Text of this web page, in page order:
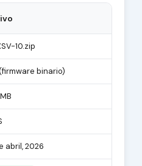
10.zip
binario)
abril, 2026